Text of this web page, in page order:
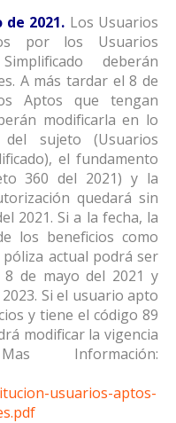
2021. Los Usuarios
por los Usuarios
deberán
A más tardar el 8 de
Aptos que tengan
modificarla en lo
sujeto (Usuarios
el fundamento
360 del 2021) y la
quedará sin
2021. Si a la fecha, la
los beneficios como
actual podrá ser
8 de mayo del 2021 y
Si el usuario apto
y tiene el código 89
modificar la vigencia
Información:
usuarios-aptos-